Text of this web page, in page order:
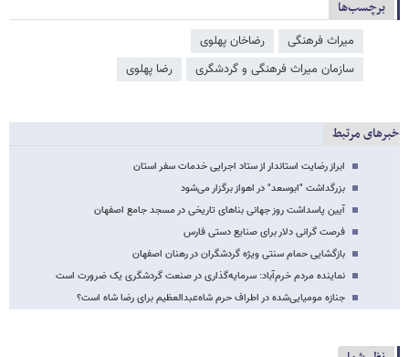
برچسب‌ها
میراث فرهنگی
رضاخان پهلوی
سازمان میراث فرهنگی و گردشگری
رضا پهلوی
خبرهای مرتبط
ابراز رضایت استاندار از ستاد اجرایی خدمات سفر استان
بزرگداشت "ابوسعد" در اهواز برگزار می‌شود
آیین پاسداشت روز جهانی بناهای تاریخی در مسجد جامع اصفهان
فرصت گرانی دلار برای صنایع دستی فارس
بازگشایی حمام سنتی ویژه گردشگران در رهنان اصفهان
نماینده مردم خرم‌آباد: سرمایه‌گذاری در صنعت گردشگری یک ضرورت است
جنازه مومیایی‌شده در اطراف حرم شاه‌عبدالعظیم برای رضا شاه است؟